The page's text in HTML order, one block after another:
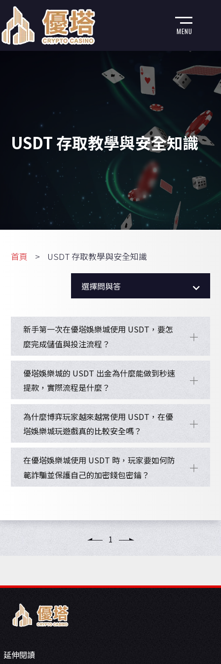
MENU
USDT 存取教學與安全知識
首頁 USDT 存取教學與安全知識
選擇問與答
全部問答
新手第一次在優塔娛樂城使用 USDT，要怎
麼完成儲值與投注流程？
優塔娛樂城的 USDT 出金為什麼能做到秒速
提款，實際流程是什麼？
為什麼博弈玩家越來越常使用 USDT，在優
塔娛樂城玩遊戲真的比較安全嗎？
在優塔娛樂城使用 USDT 時，玩家要如何防
範詐騙並保護自己的加密錢包密鑰？
1
延伸閱讀